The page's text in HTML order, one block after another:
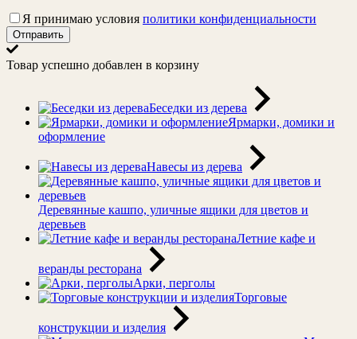
Я принимаю условия политики конфиденциальности
Отправить
Товар успешно добавлен в корзину
Беседки из дерева
Ярмарки, домики и
оформление
Навесы из дерева
Деревянные кашпо, уличные ящики для цветов и
деревьев
Летние кафе и
веранды ресторана
Арки, перголы
Торговые
конструкции и изделия